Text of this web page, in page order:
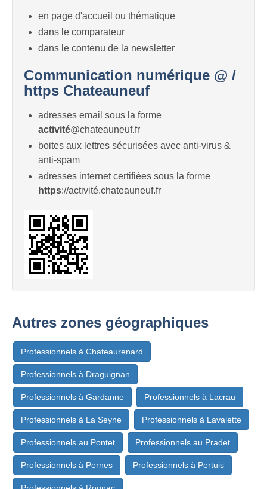
en page d'accueil ou thématique
dans le comparateur
dans le contenu de la newsletter
Communication numérique @ /
https Chateauneuf
adresses email sous la forme
activité@chateauneuf.fr
boites aux lettres sécurisées avec anti-virus &
anti-spam
adresses internet certifiées sous la forme
https://activité.chateauneuf.fr
Autres zones géographiques
Professionnels à Chateaurenard
Professionnels à Draguignan
Professionnels à Gardanne Professionnels à Lacrau
Professionnels à La Seyne Professionnels à Lavalette
Professionnels au Pontet Professionnels au Pradet
Professionnels à Pernes Professionnels à Pertuis